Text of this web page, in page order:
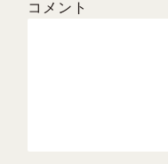
コメント